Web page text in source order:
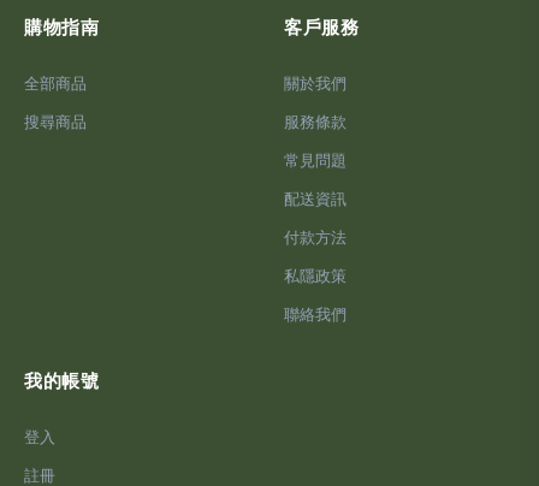
購物指南
全部商品
搜尋商品
客戶服務
關於我們
服務條款
常見問題
配送資訊
付款方法
私隱政策
聯絡我們
我的帳號
登入
註冊